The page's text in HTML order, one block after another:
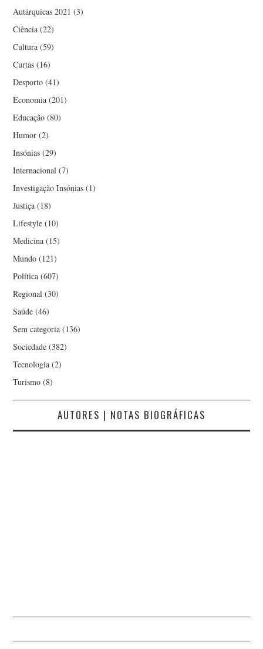
Autárquicas 2021 (3)
Ciência (22)
Cultura (59)
Curtas (16)
Desporto (41)
Economia (201)
Educação (80)
Humor (2)
Insónias (29)
Internacional (7)
Investigação Insónias (1)
Justiça (18)
Lifestyle (10)
Medicina (15)
Mundo (121)
Política (607)
Regional (30)
Saúde (46)
Sem categoria (136)
Sociedade (382)
Tecnologia (2)
Turismo (8)
AUTORES | NOTAS BIOGRÁFICAS